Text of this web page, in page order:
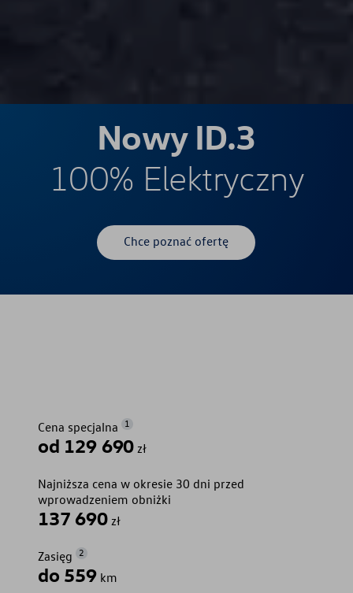
Nowy ID.3
100% Elektryczny
Chce poznać ofertę
Cena specjalna 1
od 129 690 zł
Najniższa cena w okresie 30 dni przed
wprowadzeniem obniżki
137 690 zł
Zasięg 2
do 559 km